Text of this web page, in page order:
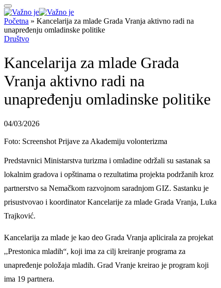
Početna » Kancelarija za mlade Grada Vranja aktivno radi na
unapređenju omladinske politike
Društvo
Kancelarija za mlade Grada
Vranja aktivno radi na
unapređenju omladinske politike
04/03/2026
Foto: Screenshot Prijave za Akademiju volonterizma
Predstavnici Ministarstva turizma i omladine održali su sastanak sa
lokalnim gradova i opštinama o rezultatima projekta podržanih kroz
partnerstvo sa Nemačkom razvojnom saradnjom GIZ. Sastanku je
prisustvovao i koordinator Kancelarije za mlade Grada Vranja, Luka
Trajković.
Kancelarija za mlade je kao deo Grada Vranja aplicirala za projekat
,,Prestonica mladih“, koji ima za cilj kreiranje programa za
unapređenje položaja mladih. Grad Vranje kreirao je program koji
ima 19 partnera.